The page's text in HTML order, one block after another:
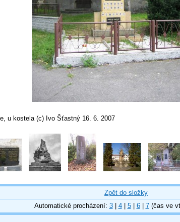
u kostela (c) Ivo Šťastný 16. 6. 2007
Zpět do složky
Automatické procházení: 3| 4| 5| 6| 7(čas ve